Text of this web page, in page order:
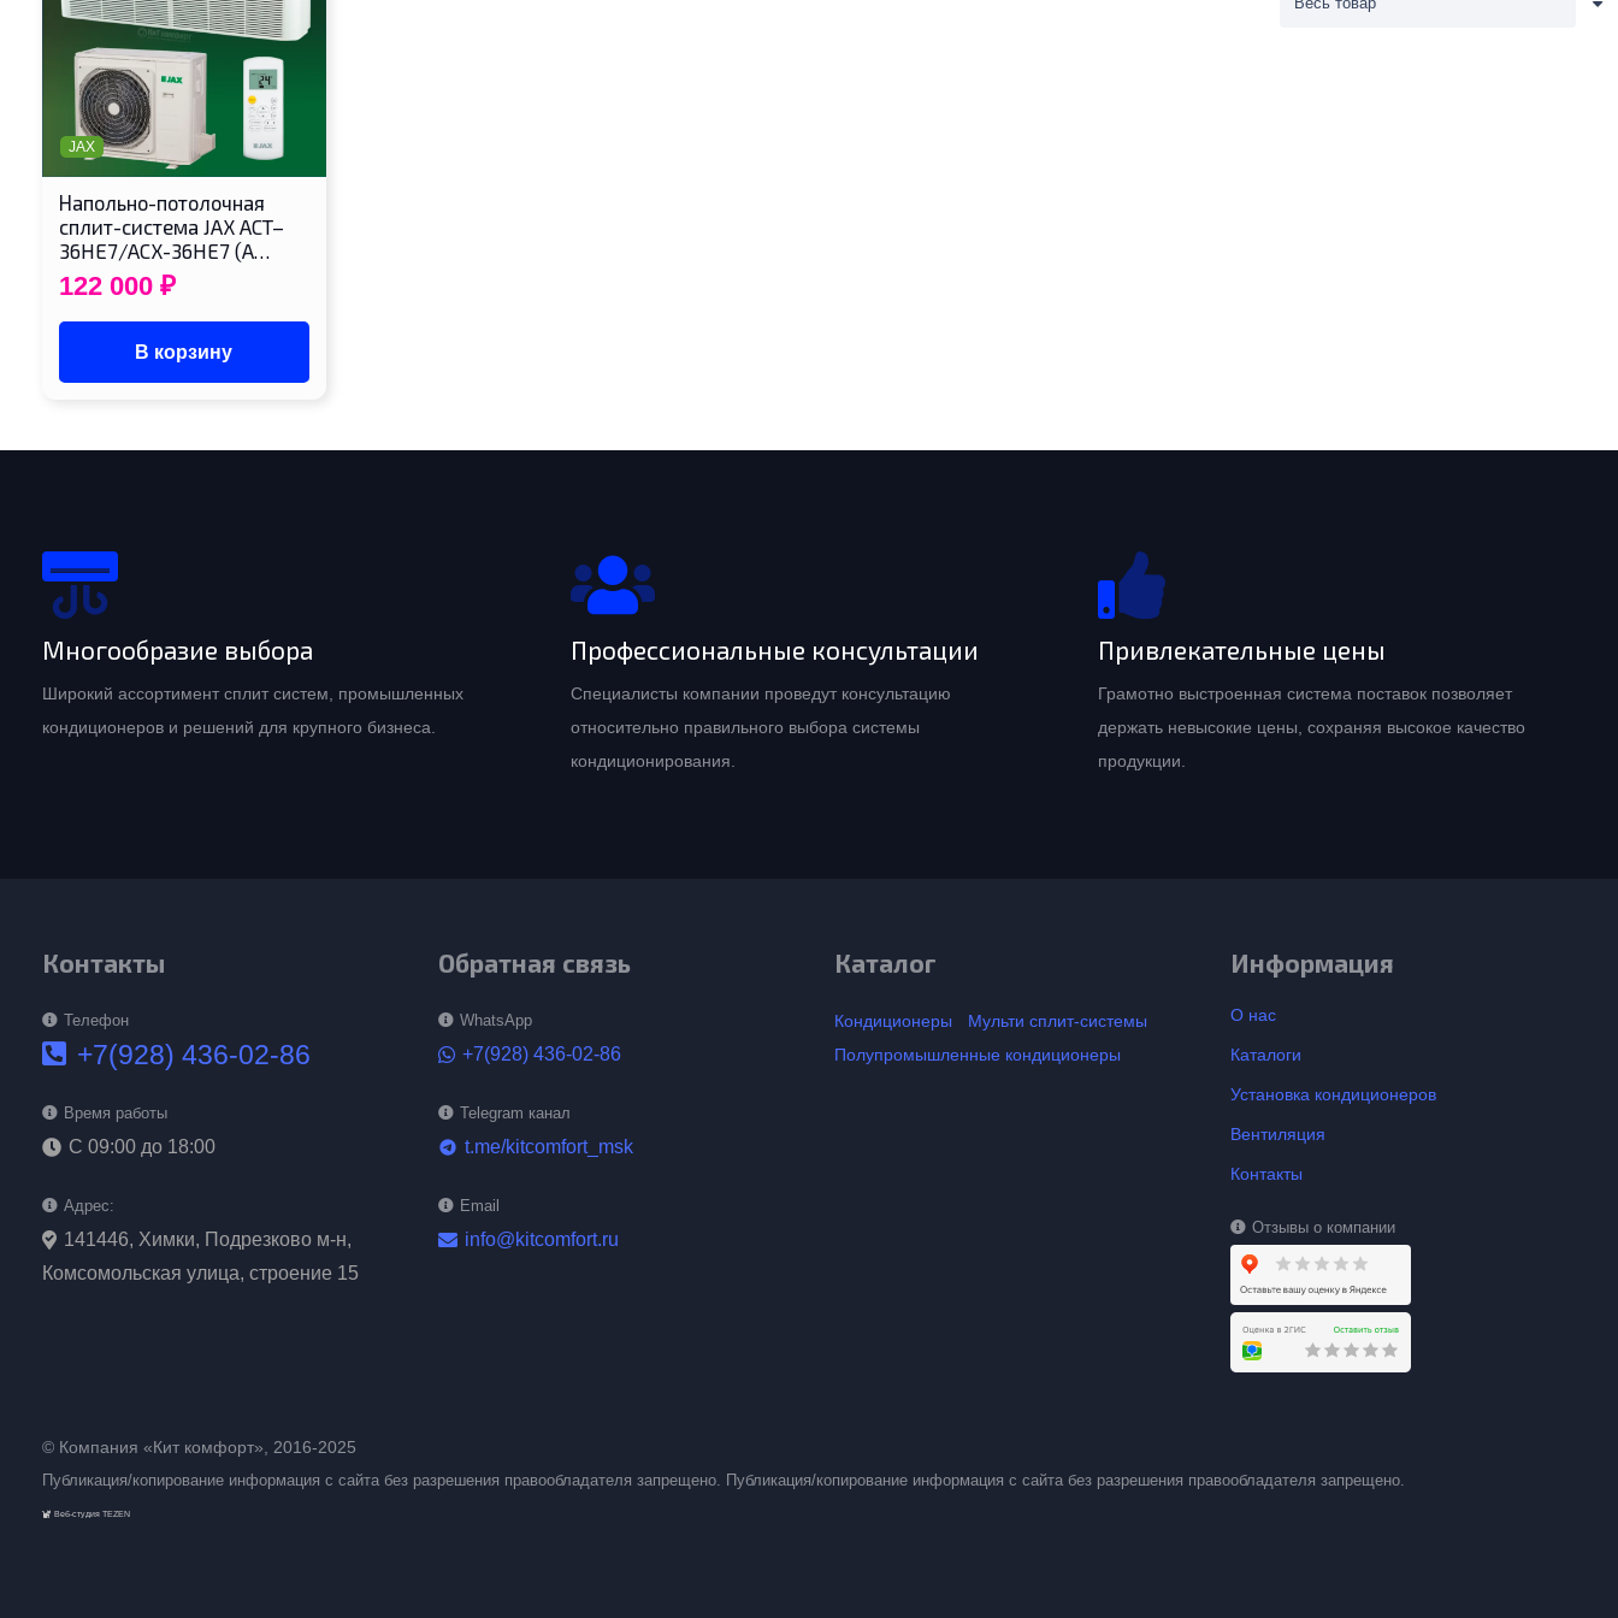
JAX
Напольно-потолочная
сплит-система JAX ACT–
36HE7/ACX-36HE7 (A…
122 000 ₽
В корзину
Многообразие выбора
Широкий ассортимент сплит систем, промышленных
кондиционеров и решений для крупного бизнеса.
Профессиональные консультации
Специалисты компании проведут консультацию
относительно правильного выбора системы
кондиционирования.
Привлекательные цены
Грамотно выстроенная система поставок позволяет
держать невысокие цены, сохраняя высокое качество
продукции.
Контакты
Телефон
+7(928) 436-02-86
Время работы
С 09:00 до 18:00
Адрес:
141446, Химки, Подрезково м-н,
Комсомольская улица, строение 15
Обратная связь
WhatsApp
+7(928) 436-02-86
Telegram канал
telegram t.me/kitcomfort_msk
Email
info@kitcomfort.ru
Каталог
Кондиционеры
Мульти сплит-системы
Полупромышленные кондиционеры
Информация
О нас
Каталоги
Установка кондиционеров
Вентиляция
Контакты
Отзывы о компании
© Компания «Кит комфорт», 2016-2025
Публикация/копирование информация с сайта без разрешения правообладателя запрещено. Публикация/копирование информация с сайта без разрешения правообладателя запрещено.
Веб-студия TEZEN